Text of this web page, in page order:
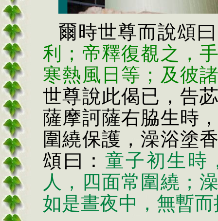
爾時世尊而說頌
利；帝釋復覩之，
寒熱風日等；及彼
世尊說此偈已，告
薩摩訶薩右脇生時
圍繞保護，澡浴塗
頌曰： 童子初生時
人，四面常圍繞；
如是晝夜中，無暫